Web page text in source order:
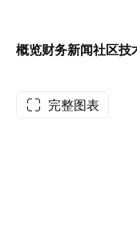
概览财务新闻社区技
完整图表